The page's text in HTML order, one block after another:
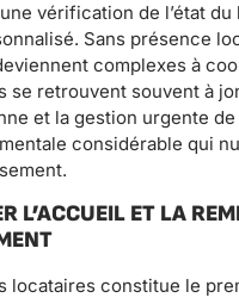
vérification de l’état du
Sans présence
complexes à
se retrouvent souvent à
et la gestion urgente
considérable qui
L’ACCUEIL ET LA
locataires constitue le